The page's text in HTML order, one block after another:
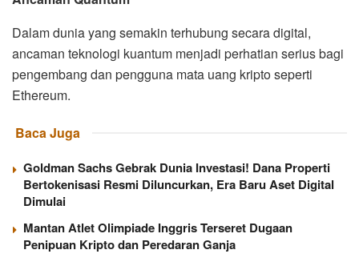
Dalam dunia yang semakin terhubung secara digital,
ancaman teknologi kuantum menjadi perhatian serius bagi
pengembang dan pengguna mata uang kripto seperti
Ethereum.
Baca Juga
Goldman Sachs Gebrak Dunia Investasi! Dana Properti
Bertokenisasi Resmi Diluncurkan, Era Baru Aset Digital
Dimulai
Mantan Atlet Olimpiade Inggris Terseret Dugaan
Penipuan Kripto dan Peredaran Ganja